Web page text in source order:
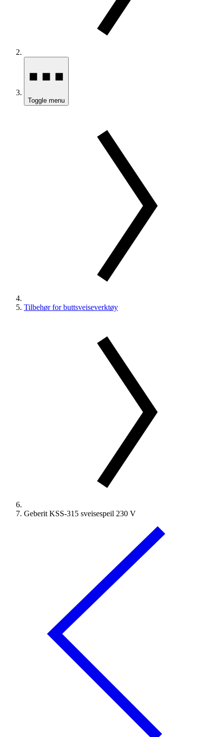
Toggle menu
Tilbehør for buttsveiseverktøy
Geberit KSS-315 sveisespeil 230 V